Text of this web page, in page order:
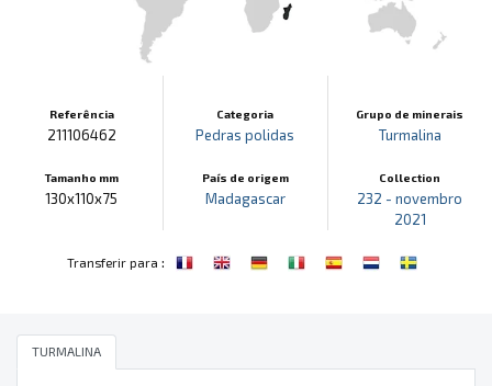
Referência
211106462
Tamanho mm
130x110x75
Categoria
Pedras polidas
País de origem
Madagascar
Grupo de minerais
Turmalina
Collection
232 - novembro
2021
Transferir para :
TURMALINA